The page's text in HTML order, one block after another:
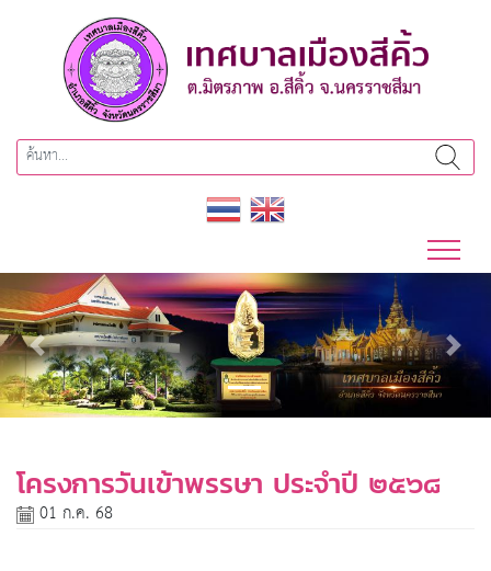
Previous Next
โครงการวันเข้าพรรษา ประจำปี ๒๕๖๘
01 ก.ค. 68